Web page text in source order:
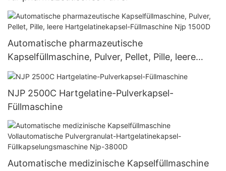
Automatische pharmazeutische
Kapselfüllmaschine, Pulver, Pellet, Pille, leere
Hartgelatinekapsel-Füllmaschine Njp 1500D
NJP 2500C Hartgelatine-Pulverkapsel-
Füllmaschine
Automatische medizinische Kapselfüllmaschine